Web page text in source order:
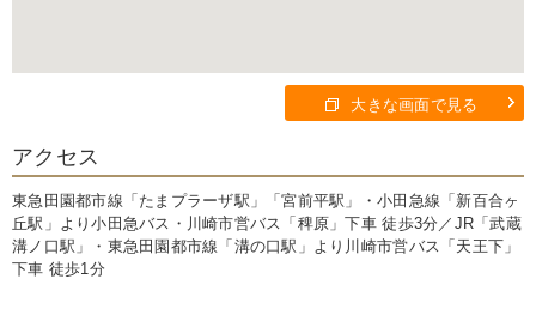
大きな画面で見る
アクセス
東急田園都市線「たまプラーザ駅」「宮前平駅」・小田急線「新百合ヶ
丘駅」より小田急バス・川崎市営バス「稗原」下車 徒歩3分／JR「武蔵
溝ノ口駅」・東急田園都市線「溝の口駅」より川崎市営バス「天王下」
下車 徒歩1分